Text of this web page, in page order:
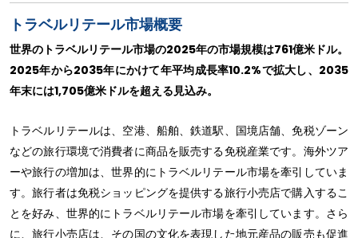
トラベルリテール市場概要
世界のトラベルリテール市場の2025年の市場規模は761億米ドル。
2025年から2035年にかけて年平均成長率10.2%で拡大し、2035
年末には1,705億米ドルを超える見込み。
トラベルリテールは、空港、船舶、鉄道駅、国境店舗、免税ゾーン
などの旅行環境で消費者に商品を販売する免税産業です。海外ツア
ーや旅行の増加は、世界的にトラベルリテール市場を牽引していま
す。旅行者は免税ショッピングを提供する旅行小売店で購入するこ
とを好み、世界的にトラベルリテール市場を牽引しています。さら
に、旅行小売店は、その国の文化を表現した地元産品の販売も促進